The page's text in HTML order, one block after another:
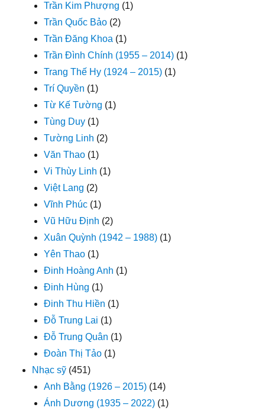
Trần Kim Phượng (1)
Trần Quốc Bảo (2)
Trần Đăng Khoa (1)
Trần Đình Chính (1955 – 2014) (1)
Trang Thế Hy (1924 – 2015) (1)
Trí Quyền (1)
Từ Kế Tường (1)
Tùng Duy (1)
Tường Linh (2)
Văn Thao (1)
Vi Thùy Linh (1)
Việt Lang (2)
Vĩnh Phúc (1)
Vũ Hữu Định (2)
Xuân Quỳnh (1942 – 1988) (1)
Yên Thao (1)
Đinh Hoàng Anh (1)
Đinh Hùng (1)
Đinh Thu Hiền (1)
Đỗ Trung Lai (1)
Đỗ Trung Quân (1)
Đoàn Thị Tảo (1)
Nhạc sỹ (451)
Anh Bằng (1926 – 2015) (14)
Ánh Dương (1935 – 2022) (1)